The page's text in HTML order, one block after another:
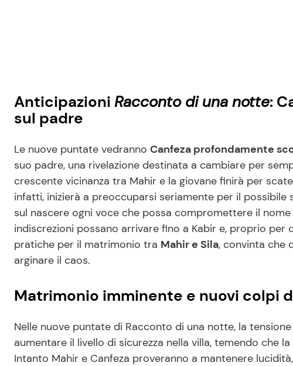
Anticipazioni Racconto di una notte:
sul padre
Le nuove puntate vedranno Canfeza profondamente
suo padre, una rivelazione destinata a cambiare per
crescente vicinanza tra Mahir e la giovane finirà per
infatti, inizierà a preoccuparsi seriamente per il
sul nascere ogni voce che possa compromettere il
indiscrezioni possano arrivare fino a Kabir e, proprio
pratiche per il matrimonio tra Mahir e Sila, convinta che
arginare il caos.
Matrimonio imminente e nuovi colpi
Nelle nuove puntate di Racconto di una notte, la
aumentare il livello di sicurezza nella villa, temendo che
Intanto Mahir e Canfeza proveranno a mantenere